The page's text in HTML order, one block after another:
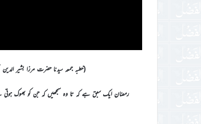
(خطبہ جمعہ سیدنا حضرت مرزا بشیر الدین محمود
رمضان ایک سبق ہے کہ تا وہ سمجھیں کہ جن کو بھوک